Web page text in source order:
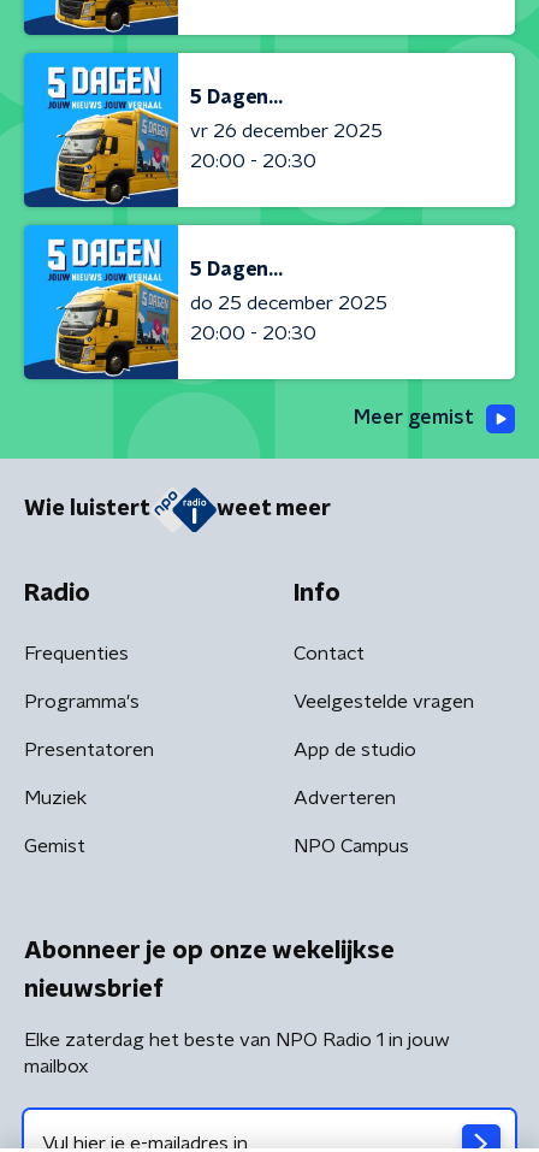
5 Dagen...
vr 26 december 2025
20:00 - 20:30
5 Dagen...
do 25 december 2025
20:00 - 20:30
Meer gemist
Wie luistert weet meer
Radio
Frequenties
Programma's
Presentatoren
Muziek
Gemist
Info
Contact
Veelgestelde vragen
App de studio
Adverteren
NPO Campus
Abonneer je op onze wekelijkse
nieuwsbrief
Elke zaterdag het beste van NPO Radio 1 in jouw
mailbox